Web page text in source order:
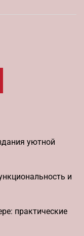
уютной
и
практические